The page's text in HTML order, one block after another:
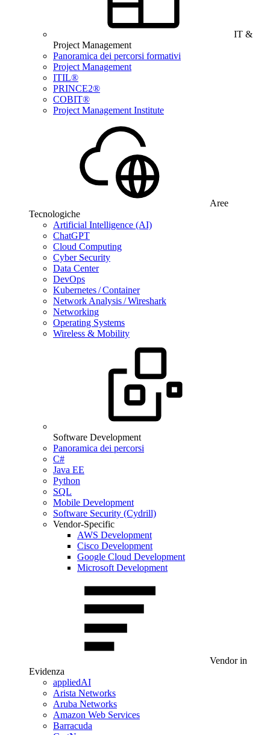
IT &
Project Management
Panoramica dei percorsi formativi
Project Management
ITIL®
PRINCE2®
COBIT®
Project Management Institute
Aree
Tecnologiche
Artificial Intelligence (AI)
ChatGPT
Cloud Computing
Cyber Security
Data Center
DevOps
Kubernetes / Container
Network Analysis / Wireshark
Networking
Operating Systems
Wireless & Mobility
Software Development
Panoramica dei percorsi
C#
Java EE
Python
SQL
Mobile Development
Software Security (Cydrill)
Vendor-Specific
AWS Development
Cisco Development
Google Cloud Development
Microsoft Development
Vendor in
Evidenza
appliedAI
Arista Networks
Aruba Networks
Amazon Web Services
Barracuda